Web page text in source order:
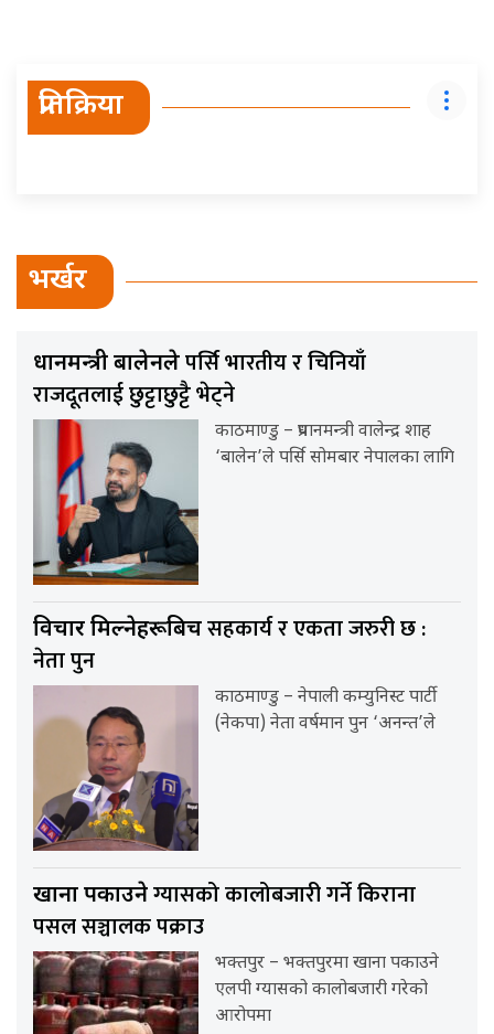
प्रतिक्रिया
भर्खर
प्रधानमन्त्री बालेनलेपर्सि भारतीय र चिनियाँ
राजदूतलाई छुट्टाछुट्टै भेट्ने
काठमाण्डु – प्रधानमन्त्री वालेन्द्र शाह
‘बालेन’ले पर्सि सोमबार नेपालका लागि
विचार मिल्नेहरूबिचसहकार्य र एकता जरुरी छ :
नेता पुन
काठमाण्डु – नेपाली कम्युनिस्ट पार्टी
(नेकपा) नेता वर्षमान पुन ‘अनन्त’ले
खाना पकाउनेग्यासको कालोबजारी गर्ने किराना
पसल सञ्चालक पक्राउ
भक्तपुर – भक्तपुरमा खाना पकाउने
एलपी ग्यासको कालोबजारी गरेको
आरोपमा